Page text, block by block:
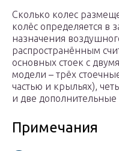
Сколько колес
колёс определяется в
назначения
распространённым
основных стоек с
модели – трёх
частью и крыльях),
и две
Примечания